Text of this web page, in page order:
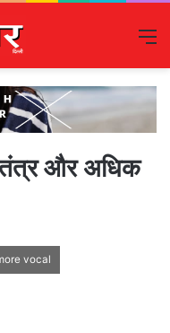
और अधिक
vocal